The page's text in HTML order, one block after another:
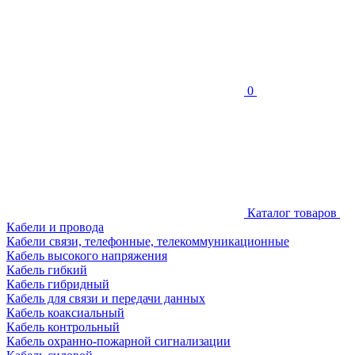
0
Каталог товаров
Кабели и провода
Кабели связи, телефонные, телекоммуникационные
Кабель высокого напряжения
Кабель гибкий
Кабель гибридный
Кабель для связи и передачи данных
Кабель коаксиальный
Кабель контрольный
Кабель охранно-пожарной сигнализации